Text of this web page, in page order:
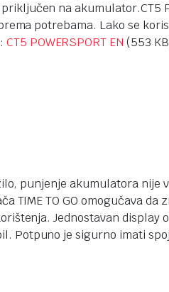
priključen na akumulator.CT5
potrebama. Lako se
CT5 POWERSPORT EN (553
punjenje akumulatora nije
TIME TO GO omogučava da
Jednostavan display
Potpuno je sigurno imati